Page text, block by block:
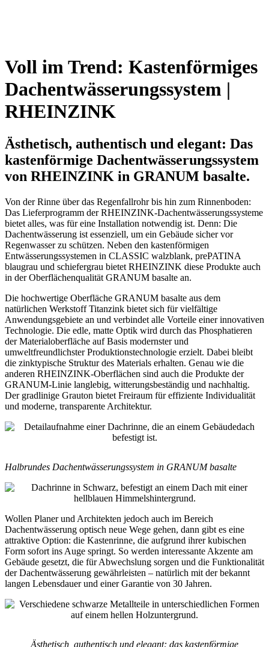
Voll im Trend: Kastenförmiges
Dachentwässerungssystem |
RHEINZINK
Ästhetisch, authentisch und elegant: Das
kastenförmige Dachentwässerungssystem
von RHEINZINK in GRANUM basalte.
Von der Rinne über das Regenfallrohr bis hin zum Rinnenboden:
Das Lieferprogramm der RHEINZINK-Dachentwässerungssysteme
bietet alles, was für eine Installation notwendig ist. Denn: Die
Dachentwässerung ist essenziell, um ein Gebäude sicher vor
Regenwasser zu schützen. Neben den kastenförmigen
Entwässerungssystemen in CLASSIC walzblank, prePATINA
blaugrau und schiefergrau bietet RHEINZINK diese Produkte auch
in der Oberflächenqualität GRANUM basalte an.
Die hochwertige Oberfläche GRANUM basalte aus dem
natürlichen Werkstoff Titanzink bietet sich für vielfältige
Anwendungsgebiete an und verbindet alle Vorteile einer innovativen
Technologie. Die edle, matte Optik wird durch das Phosphatieren
der Materialoberfläche auf Basis modernster und
umweltfreundlichster Produktionstechnologie erzielt. Dabei bleibt
die zinktypische Struktur des Materials erhalten. Genau wie die
anderen RHEINZINK-Oberflächen sind auch die Produkte der
GRANUM-Linie langlebig, witterungsbeständig und nachhaltig.
Der gradlinige Grauton bietet Freiraum für effiziente Individualität
und moderne, transparente Architektur.
Halbrundes Dachentwässerungssystem in GRANUM basalte
Wollen Planer und Architekten jedoch auch im Bereich
Dachentwässerung optisch neue Wege gehen, dann gibt es eine
attraktive Option: die Kastenrinne, die aufgrund ihrer kubischen
Form sofort ins Auge springt. So werden interessante Akzente am
Gebäude gesetzt, die für Abwechslung sorgen und die Funktionalität
der Dachentwässerung gewährleisten – natürlich mit der bekannt
langen Lebensdauer und einer Garantie von 30 Jahren.
Ästhetisch, authentisch und elegant: das kastenförmige